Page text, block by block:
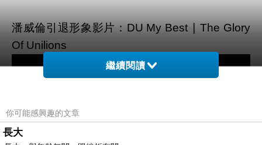
潘威倫引退形象影片：DU My Best ∣ The Glory
Of Unilions
繼續閱讀
你可能感興趣的文章
長大